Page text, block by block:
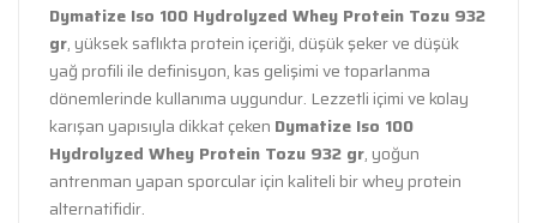
Dymatize Iso 100 Hydrolyzed Whey Protein Tozu 932
gr, yüksek saflıkta protein içeriği, düşük şeker ve düşük
yağ profili ile definisyon, kas gelişimi ve toparlanma
dönemlerinde kullanıma uygundur. Lezzetli içimi ve kolay
karışan yapısıyla dikkat çeken Dymatize Iso 100
Hydrolyzed Whey Protein Tozu 932 gr, yoğun
antrenman yapan sporcular için kaliteli bir whey protein
alternatifidir.